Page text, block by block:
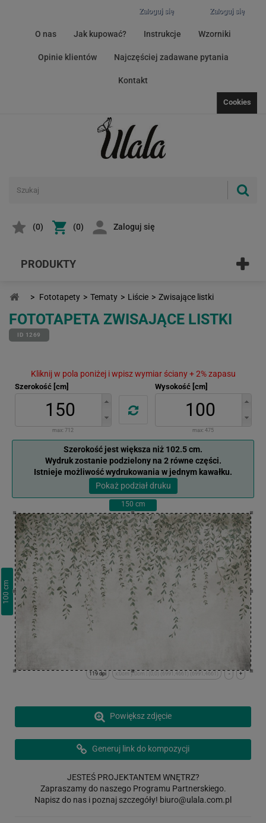
Zaloguj się
Zaloguj się
O nas Jak kupować? Instrukcje Wzorniki
Opinie klientów Najczęściej zadawane pytania
Kontakt
Cookies
(0) (0) Zaloguj się
PRODUKTY
> Fototapety > Tematy > Liście > Zwisające listki
FOTOTAPETA ZWISAJĄCE LISTKI
ID 1269
Kliknij w pola poniżej i wpisz wymiar ściany + 2% zapasu
Szerokość [cm]
max: 712
Wysokość [cm]
max: 475
Szerokość jest większa niż 102.5 cm.
Wydruk zostanie podzielony na 2 równe części.
Istnieje możliwość wydrukowania w jednym kawałku.
Pokaż podział druku
150 cm
100
cm
+
-
x:0cm y:0cm | (0,0) (6991,4661) (6991,4661)
119 dpi
Powiększ zdjęcie
Generuj link do kompozycji
JESTEŚ PROJEKTANTEM WNĘTRZ?
Zapraszamy do naszego Programu Partnerskiego.
Napisz do nas i poznaj szczegóły! biuro@ulala.com.pl